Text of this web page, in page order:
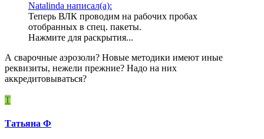
Natalinda написал(а):
Теперь ВЛК проводим на рабочих пробах
отобранных в спец. пакеты.
Нажмите для раскрытия...
А сварочные аэрозоли? Новые методики имеют иные
реквизиты, нежели прежние? Надо на них
аккредитовываться?
Т
Татьяна Ф